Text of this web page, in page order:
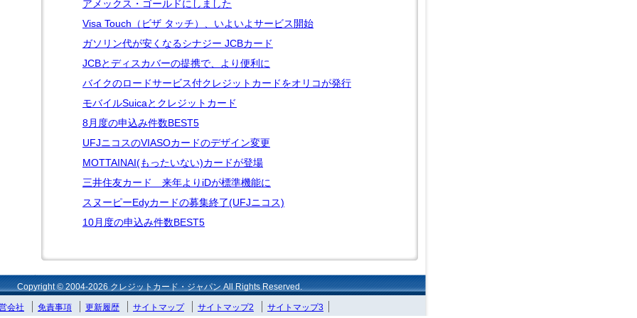
アメックス・ゴールドにしました
Visa Touch（ビザ タッチ）、いよいよサービス開始
ガソリン代が安くなるシナジー JCBカード
JCBとディスカバーの提携で、より便利に
バイクのロードサービス付クレジットカードをオリコが発行
モバイルSuicaとクレジットカード
8月度の申込み件数BEST5
UFJニコスのVIASOカードのデザイン変更
MOTTAINAI(もったいない)カードが登場
三井住友カード 来年よりiDが標準機能に
スヌーピーEdyカードの募集終了(UFJニコス)
10月度の申込み件数BEST5
Copyright © 2004-2026 クレジットカード・ジャパン All Rights Reserved.
会社 免責事項 更新履歴 サイトマップ サイトマップ2 サイトマップ3